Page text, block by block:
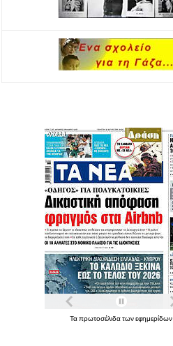
Τα πρωτοσέλιδα των εφημερίδων